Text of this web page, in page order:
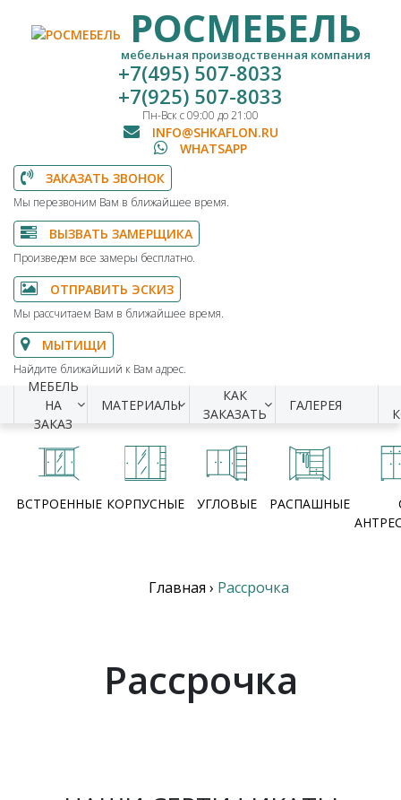
РОСМЕБЕЛЬ
мебельная производственная компания
+7(495) 507-8033
+7(925) 507-8033
Пн-Вск с 09:00 до 21:00
INFO@SHKAFLON.RU
WHATSAPP
ЗАКАЗАТЬ ЗВОНОК
Мы перезвоним Вам в ближайшее время.
ВЫЗВАТЬ ЗАМЕРЩИКА
Произведем все замеры бесплатно.
ОТПРАВИТЬ ЭСКИЗ
Мы рассчитаем Вам в ближайшее время.
МЫТИЩИ
Найдите ближайший к Вам адрес.
МЕБЕЛЬ
НА
ЗАКАЗ
МАТЕРИАЛЫ
КАК
ЗАКАЗАТЬ
ГАЛЕРЕЯ
ВСТРОЕННЫЕ КОРПУСНЫЕ УГЛОВЫЕ РАСПАШНЫЕ
Главная › Рассрочка
Рассрочка